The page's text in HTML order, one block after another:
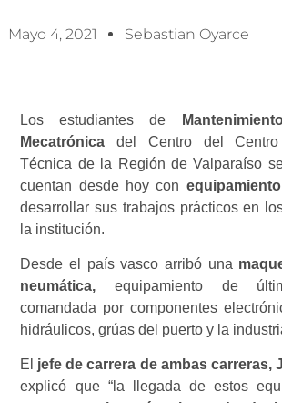
Mayo 4, 2021 Sebastian Oyarce
Los estudiantes de
Mecatrónica del Centro del Centro
Técnica de la Región de Valparaíso
cuentan desde hoy con
desarrollar sus trabajos prácticos en
la institución.
Desde el país vasco arribó una
neumática, equipamiento de
comandada por componentes
hidráulicos, grúas del puerto y la
El jefe de carrera de ambas carreras,
explicó que “la llegada de estos